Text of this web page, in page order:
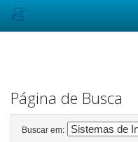
Página de Busca
Buscar em: